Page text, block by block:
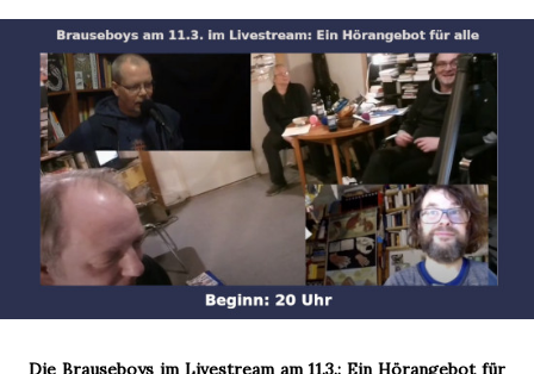
Die Brauseboys im Livestream am 11.3.: Ein Hörangebot für